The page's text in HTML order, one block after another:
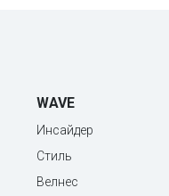
WAVE
Инсайдер
Стиль
Велнес